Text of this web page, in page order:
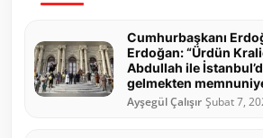
Cumhurbaşkanı
Erdoğan: “Ürdün
Abdullah ile
gelmekten
Ayşegül Çalışır Şubat 7,